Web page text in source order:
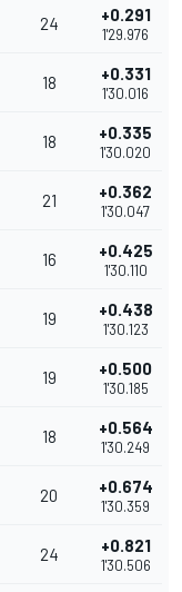
24 +0.291
1'29.976
18 +0.331
1'30.016
18 +0.335
1'30.020
21 +0.362
1'30.047
16 +0.425
1'30.110
19 +0.438
1'30.123
19 +0.500
1'30.185
18 +0.564
1'30.249
20 +0.674
1'30.359
24 +0.821
1'30.506